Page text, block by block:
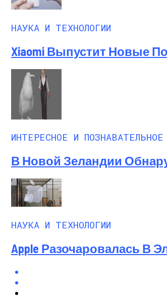
НАУКА И ТЕХНОЛОГИИ
Xiaomi Выпустит Новые
ИНТЕРЕСНОЕ И ПОЗНАВАТЕЛЬНОЕ
В Новой Зеландии
НАУКА И ТЕХНОЛОГИИ
Apple Разочаровалась В